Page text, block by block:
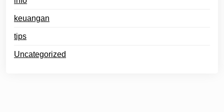
keuangan
tips
Uncategorized